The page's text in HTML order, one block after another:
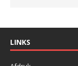
LINKS